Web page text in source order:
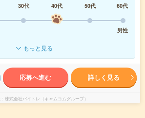
30代 40代 50代
60代
男性
もっと見る
応募へ進む 詳しく見る
株式会社バイトレ（キャムコムグループ）